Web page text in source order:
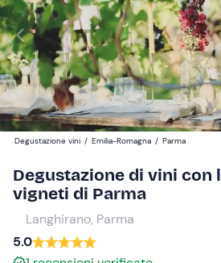
Navigate
forward
to
interact
with
the
calendar
and
select
date.
Press
11:30
Adulti
50 €
Minorenni
25 €
Degustazione vini / Emilia-Romagna / Parma
Degustazione di vini con
vigneti di Parma
Langhirano, Parma
5.0